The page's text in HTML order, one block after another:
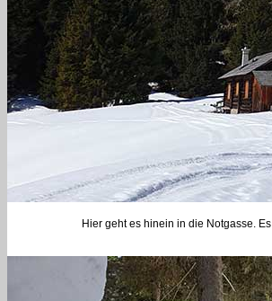
Hier geht es hinein in die Notgasse.